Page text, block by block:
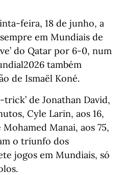
feira, 18 de junho, a
em Mundiais de
do Qatar por 6-0, num
também
de Ismaël Koné.
de Jonathan David,
Cyle Larin, aos 16,
Manai, aos 75,
o triunfo dos
jogos em Mundiais, só